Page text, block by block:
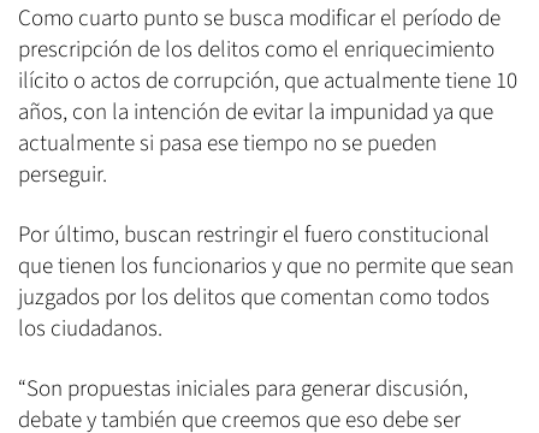
Como cuarto punto se busca modificar el período de
prescripción de los delitos como el enriquecimiento
ilícito o actos de corrupción, que actualmente tiene 10
años, con la intención de evitar la impunidad ya que
actualmente si pasa ese tiempo no se pueden
perseguir.
Por último, buscan restringir el fuero constitucional
que tienen los funcionarios y que no permite que sean
juzgados por los delitos que comentan como todos
los ciudadanos.
“Son propuestas iniciales para generar discusión,
debate y también que creemos que eso debe ser